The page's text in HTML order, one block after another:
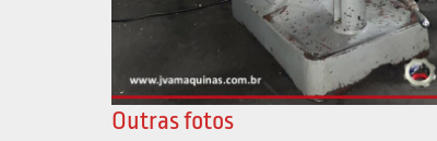
Outras fotos